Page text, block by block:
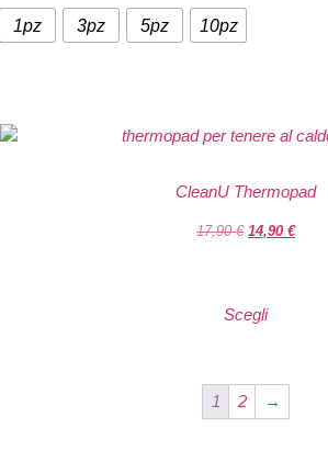
1pz 3pz 5pz 10pz
CleanU Thermopad
17,90€ 14,90 €
Scegli
1 2 →